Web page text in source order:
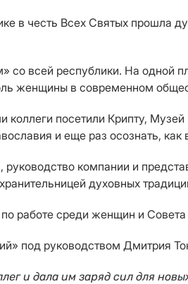
честь Всех Святых прошла
всей республики. На одной
женщины в современном
посетили Крипту,
и еще раз осознать,
компании и
духовных
работе среди женщин и
под руководством Дмитрия
и дала им заряд сил для